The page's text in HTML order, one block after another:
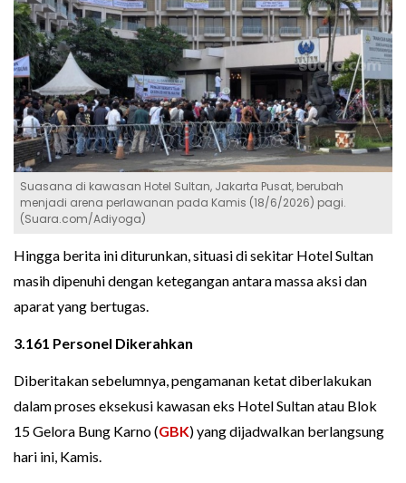
Suasana di kawasan Hotel Sultan, Jakarta Pusat, berubah
menjadi arena perlawanan pada Kamis (18/6/2026) pagi.
(Suara.com/Adiyoga)
Hingga berita ini diturunkan, situasi di sekitar Hotel Sultan
masih dipenuhi dengan ketegangan antara massa aksi dan
aparat yang bertugas.
3.161 Personel Dikerahkan
Diberitakan sebelumnya, pengamanan ketat diberlakukan
dalam proses eksekusi kawasan eks Hotel Sultan atau Blok
15 Gelora Bung Karno (GBK) yang dijadwalkan berlangsung
hari ini, Kamis.